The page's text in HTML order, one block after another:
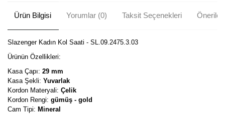
Ürün Bilgisi Yorumlar (0) Taksit Seçenekleri
Slazenger Kadın Kol Saati - SL.09.2475.3.03
Ürünün Özellikleri:
Kasa Çapı: 29 mm
Kasa Şekli: Yuvarlak
Kordon Materyali: Çelik
Kordon Rengi: gümüş - gold
Cam Tipi: Mineral